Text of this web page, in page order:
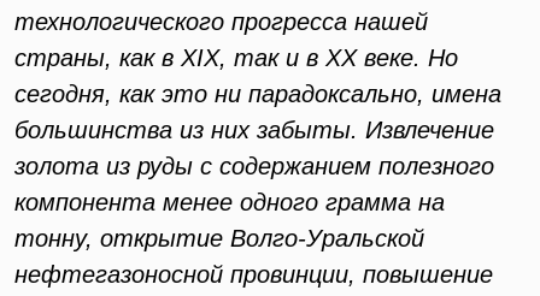
технологического прогресса нашей
страны, как в ХIХ, так и в ХХ веке. Но
сегодня, как это ни парадоксально, имена
большинства из них забыты. Извлечение
золота из руды с содержанием полезного
компонента менее одного грамма на
тонну, открытие Волго-Уральской
нефтегазоносной провинции, повышение